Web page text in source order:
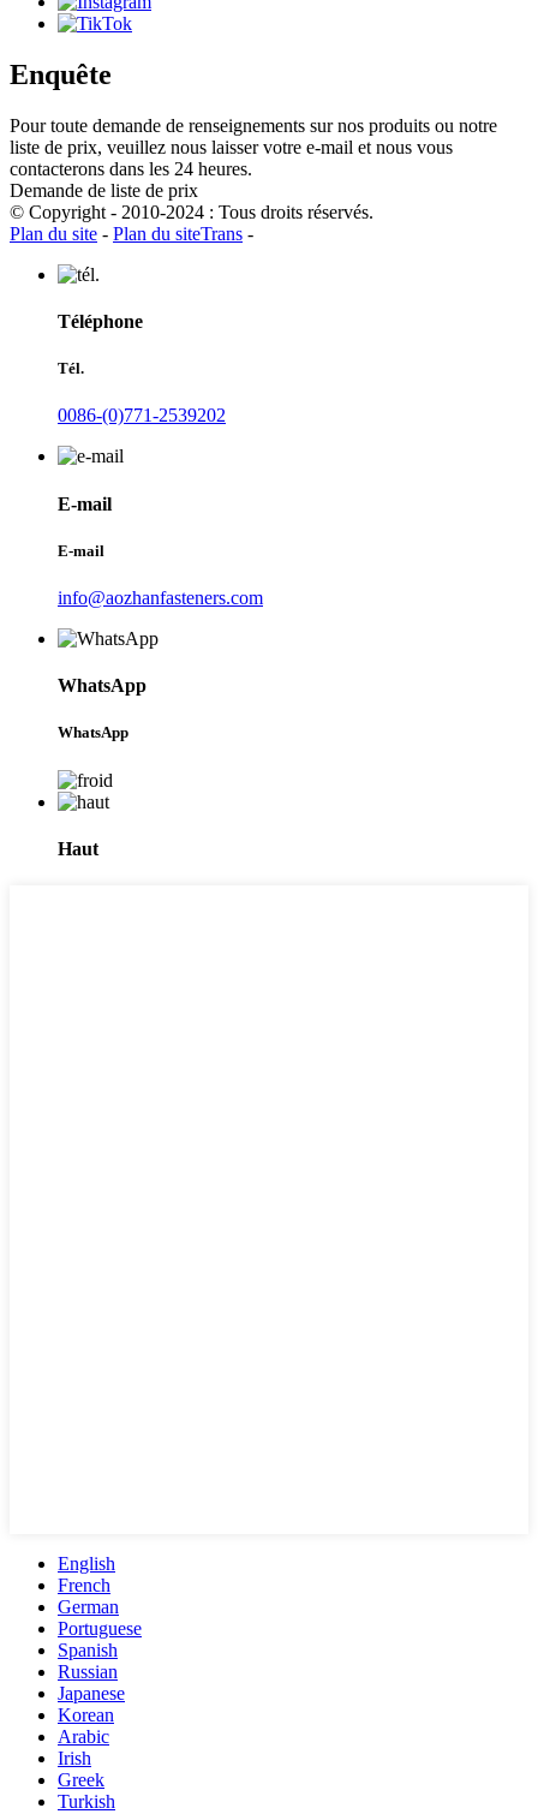
Enquête
Pour toute demande de renseignements sur nos produits ou notre
liste de prix, veuillez nous laisser votre e-mail et nous vous
contacterons dans les 24 heures.
Demande de liste de prix
© Copyright - 2010-2024 : Tous droits réservés.
Plan du site - Plan du siteTrans -
Téléphone
Tél.
0086-(0)771-2539202
E-mail
E-mail
info@aozhanfasteners.com
WhatsApp
WhatsApp
Haut
English
French
German
Portuguese
Spanish
Russian
Japanese
Korean
Arabic
Irish
Greek
Turkish